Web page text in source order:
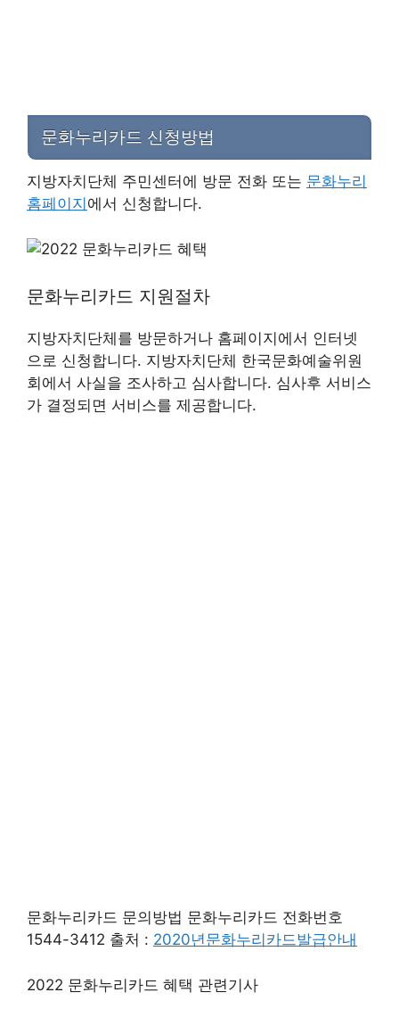
문화누리카드 신청방법
지방자치단체 주민센터에 방문 전화 또는 문화누리
홈페이지 에서 신청합니다.
문화누리카드 지원절차
지방자치단체를 방문하거나 홈페이지에서 인터넷
으로 신청합니다. 지방자치단체 한국문화예술위원
회에서 사실을 조사하고 심사합니다. 심사후 서비스
가 결정되면 서비스를 제공합니다.
문화누리카드 문의방법 문화누리카드 전화번호
1544-3412 출처 : 2020년문화누리카드발급안내
2022 문화누리카드 혜택 관련기사